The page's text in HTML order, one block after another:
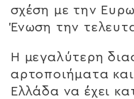
σχέση με την
Ένωση την
Η μεγαλύτερη
αρτοποιήματα
Ελλάδα να έχει